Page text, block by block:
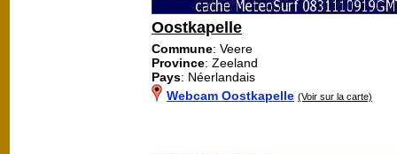
Oostkapelle
Commune: Veere
Province: Zeeland
Pays: Néerlandais
Webcam Oostkapelle (Voir sur la carte)